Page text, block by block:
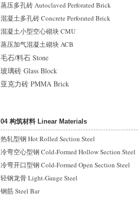
蒸压多孔砖 Autoclaved Perforated Brick
混凝土多孔砖 Concrete Perforated Brick
混凝土小型空心砌块 CMU
蒸压加气混凝土砌块 ACB
毛石/料石 Stone
玻璃砖 Glass Block
亚克力砖 PMMA Brick
04 构筑材料 Linear Materials
热轧型钢 Hot Rolled Section Steel
冷弯空心型钢 Cold-Formed Hollow Section Steel
冷弯开口型钢 Cold-Formed Open Section Steel
轻钢龙骨 Light-Gauge Steel
钢筋 Steel Bar